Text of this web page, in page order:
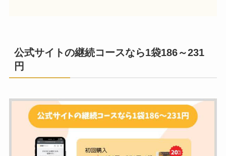
公式サイトの継続コースなら1袋186～231
円